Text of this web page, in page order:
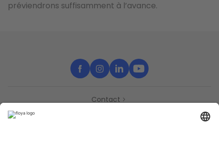
préviendrons suffisamment à l’avance.
Contact